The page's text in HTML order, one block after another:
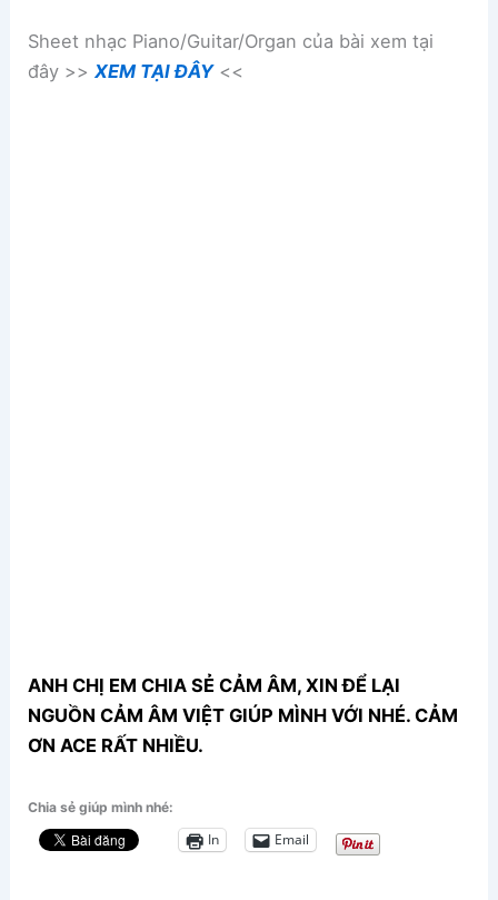
Sheet nhạc Piano/Guitar/Organ của bài xem tại
đây >>XEM TẠI ĐÂY<<
ANH CHỊ EM CHIA SẺ CẢM ÂM, XIN ĐỂ LẠI
NGUỒN CẢM ÂM VIỆT GIÚP MÌNH VỚI NHÉ. CẢM
ƠN ACE RẤT NHIỀU.
Chia sẻ giúp mình nhé:
In Email